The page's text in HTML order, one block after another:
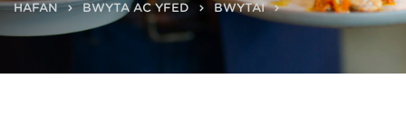
HAFAN BWYTA AC YFED BWYTAI